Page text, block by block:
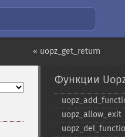
« uopz_get_return
Функции
uopz_​allow_​exit